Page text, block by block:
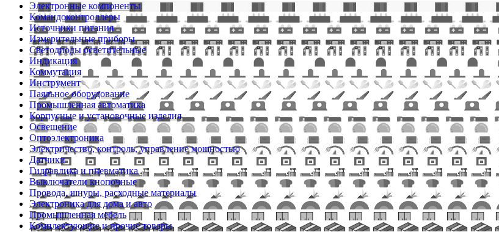
Электронные компоненты
Командоконтроллеры
Источники питания
Измерительные приборы
Светодиоды осветительные
Индикация
Коммутация
Инструмент
Паяльное оборудование
Промышленная автоматика
Корпусные и установочные изделия
Освещение
Оптоэлектроника
Электричество, контроль, управление мощностью
Датчики
Гидравлика и пневматика
Выключатели кнопочные
Провода, шнуры, расходные материалы
Электроника для дома и авто
Промышленная мебель
Комплектующие и прочие товары